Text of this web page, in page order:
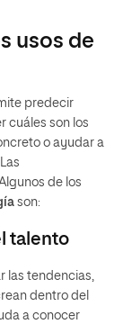
usos de
predecir
cuáles son los
o ayudar a
de los
son:
talento
las tendencias,
dentro del
a conocer